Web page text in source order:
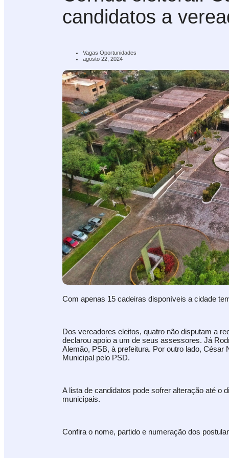
candidatos a
Vagas Oportunidades
agosto 22, 2024
Com apenas 15 cadeiras disponíveis a cidade
Dos vereadores eleitos, quatro não disputam a
declarou apoio a um de seus assessores. Já
Alemão, PSB, à prefeitura. Por outro lado,
Municipal pelo PSD.
A lista de candidatos pode sofrer alteração até o
municipais.
Confira o nome, partido e numeração dos